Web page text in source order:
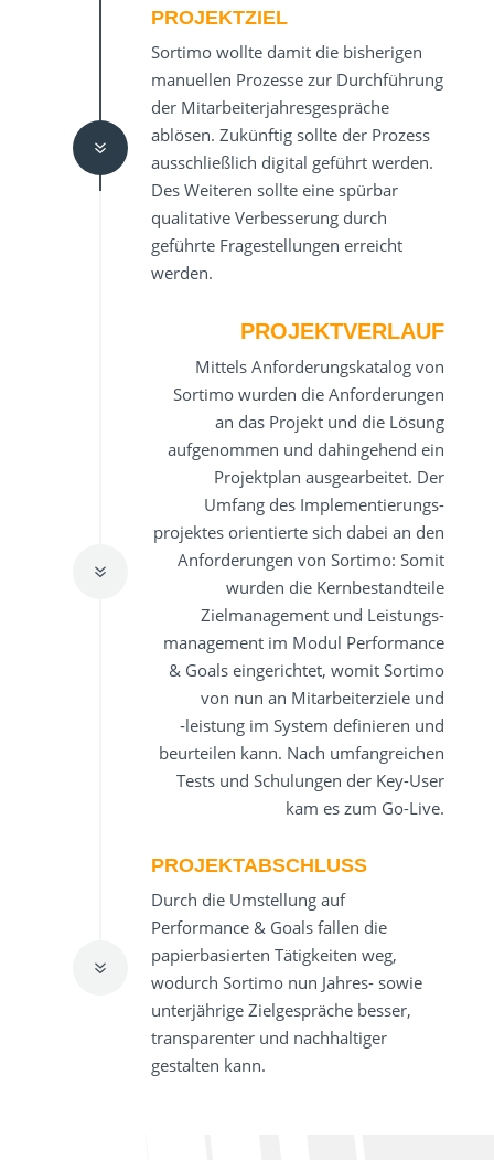
7
PROJEKTZIEL
Sortimo wollte damit die bisherigen
manuellen Prozesse zur Durchführung
der Mitarbeiterjahresgespräche
ablösen. Zukünftig sollte der Prozess
ausschließlich digital geführt werden.
Des Weiteren sollte eine spürbar
qualitative Verbesserung durch
geführte Fragestellungen erreicht
werden.
7
PROJEKTVERLAUF
Mittels Anforderungskatalog von
Sortimo wurden die Anforderungen
an das Projekt und die Lösung
aufgenommen und dahingehend ein
Projektplan ausgearbeitet. Der
Umfang des Implementierungs­
projektes orientierte sich dabei an den
Anforderungen von Sortimo: Somit
wurden die Kernbestandteile
Zielmanagement und Leistungs­
management im Modul Performance
& Goals eingerichtet, womit Sortimo
von nun an Mitarbeiterziele und
‑leistung im System definieren und
beurteilen kann. Nach umfang­reichen
Tests und Schulungen der Key-User
kam es zum Go-Live.
7
PROJEKTABSCHLUSS
Durch die Umstellung auf
Performance & Goals fallen die
papierbasierten Tätigkeiten weg,
wodurch Sortimo nun Jahres- sowie
unterjährige Zielgespräche besser,
transparenter und nachhaltiger
gestalten kann.